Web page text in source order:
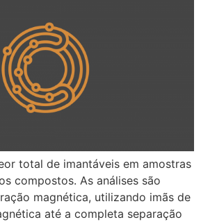
total de imantáveis em amostras
compostos. As análises são
magnética, utilizando imãs de
até a completa separação